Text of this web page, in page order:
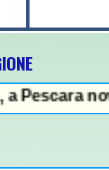
nove